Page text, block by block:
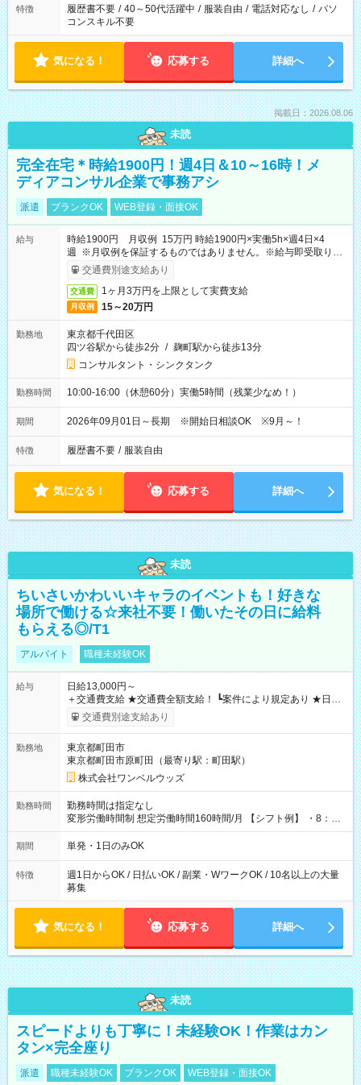
特徴 履歴書不要 / 40～50代活躍中 / 服装自由 / 電話対応なし / パソ
コンスキル不要
気になる！ 応募する 詳細へ
掲載日：2026.08.06
未読
完全在宅＊時給1900円！週4日＆10～16時！メ
ディアコンサル企業で事務アシ
派遣 ブランクOK WEB登録・面接OK
給与
時給1900円 月収例 15万円 時給1900円×実働5h×週4日×4
週 ※月収例を保証するものではありません。※給与即受取りサ
ービス利用可（利用条件有）
交通費別途支給あり
交通費 1ヶ月3万円を上限として実費支給
月収例 15～20万円
勤務地
東京都千代田区
四ツ谷駅から徒歩2分 / 麹町駅から徒歩13分
コンサルタント・シンクタンク
勤務時間 10:00-16:00（休憩60分）実働5時間（残業少なめ！）
期間 2026年09月01日～長期 ※開始日相談OK ※9月～！
特徴 履歴書不要 / 服装自由
気になる！ 応募する 詳細へ
未読
ちいさいかわいいキャラのイベントも！好きな
場所で働ける☆来社不要！働いたその日に給料
もらえる◎/T1
アルバイト 職種未経験OK
給与
日給13,000円～
＋交通費支給 ★交通費全額支給！ ┗案件により規定あり ★日払
いOK！（規定あり） ┗働いたその日に現金GET♪ お仕事後はコ
ンビニATMから 日払い分を引き落とせます！ 【試用期間】試
交通費別途支給あり
勤務地
東京都町田市
東京都町田市原町田（最寄り駅：町田駅）
株式会社ワンベルウッズ
勤務時間
勤務時間は指定なし
変形労働時間制 想定労働時間160時間/月 【シフト例】 ・8：00
～21：00
期間 単発・1日のみOK
特徴
週1日からOK / 日払いOK / 副業・WワークOK / 10名以上の大量
募集
気になる！ 応募する 詳細へ
未読
スピードよりも丁寧に！未経験OK！作業はカン
タン×完全座り
派遣 職種未経験OK ブランクOK WEB登録・面接OK